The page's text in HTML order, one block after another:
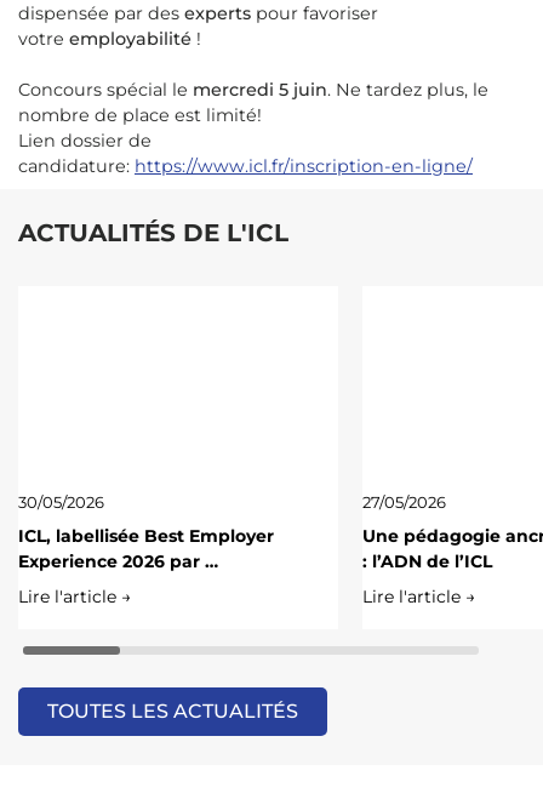
dispensée par des experts pour favoriser
votre employabilité !
Concours spécial le mercredi 5 juin. Ne tardez plus, le
nombre de place est limité!
Lien dossier de
candidature: https://www.icl.fr/inscription-en-ligne/
ACTUALITÉS DE L'ICL
30/05/2026
ICL, labellisée Best Employer
Experience 2026 par …
Lire l'article →
27/05/2026
Une pédagogie
: l’ADN de l’ICL
Lire l'article →
TOUTES LES ACTUALITÉS